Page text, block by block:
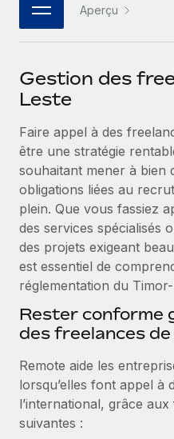
notre MCP
Intégrations
Demandez aux experts
Recevez des conseils
l’international et la
Contrôles
Simplifiez vos
candidats
Remote Watchtower
Gardez un temps
matière de conformité
Gestion des appareils
Achetez et suivez vos
dans le monde entier
TRAVAILLONS ENSEMBLE
Intégrez les RH à
Explorez avec nous
Remote Build
Conseil en intégrations
l’IA
ÉTUDES DE CAS
Comment Weaviate,
ses effectifs de 120 %
Weaviate en bref Weaviate
En savoir plus
Descriptions de postes
Webinaires
Événements
Salle de presse
Données sur les
Centre de ressources
Obtenir de l’aide
Voir toutes les
BLOG
Paie multipays
Gestion des freelances
한국어 Aperçu
Gestion des
Leste
Faire appel à des
être une stratégie
souhaitant mener à bien
obligations liées au
plein. Que vous fassiez
des services spécialisés
des projets exigeant
est essentiel de
réglementation du
Rester conforme
des freelances
Remote aide les
lorsqu’elles font appel à
l’international, grâce
suivantes :